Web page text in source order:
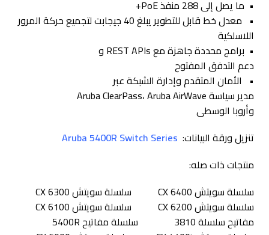
• ما يصل إلى 288 منفذ PoE+
• معدل خط قابل للتطوير يبلغ 40 جيجابت لتجميع حركة المرور
اللاسلكية
• برامج محددة جاهزة مع REST APIs و
دعم التدفق المفتوح
• الأمان المتقدم وإدارة الشبكة عبر
مدير سياسة Aruba ClearPass، Aruba AirWave
وأروبا الوسطى
تنزيل ورقة البيانات: Aruba 5400R Switch Series
منتجات ذات صله:
سلسلة سويتش CX 6400 سلسلة سويتش CX 6300
سلسلة سويتش CX 6200 سلسلة سويتش CX 6100
مفاتيح سلسلة 3810 سلسلة مفاتيح 5400R